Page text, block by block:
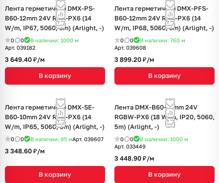
Лента герметичная DMX-PS-
B60-12mm 24V RGB-PX6 (14
W/m, IP67, 5060, 5m) (Arlight, -)
0 0 В наличии: 1000 м
Арт. 039182
3 649.40 ₽/м
В корзину
Лента герметичная DMX-PFS-
B60-12mm 24V RGB-PX6 (14
W/m, IP68, 5060, 5m) (Arlight, -)
0 0 В наличии: 760 м
Арт. 039608
3 899.20 ₽/м
В корзину
Лента герметичная DMX-SE-
B60-10mm 24V RGB-PX6 (14
W/m, IP65, 5060, 5m) (Arlight, -)
0 0 В наличии: 95 мАрт. 039607
3 348.60 ₽/м
В корзину
Лента DMX-B60-10mm 24V
RGBW-PX6 (18 W/m, IP20, 5060,
5m) (Arlight, -)
0 0 В наличии: 1000 м
Арт. 033449
3 448.90 ₽/м
В корзину